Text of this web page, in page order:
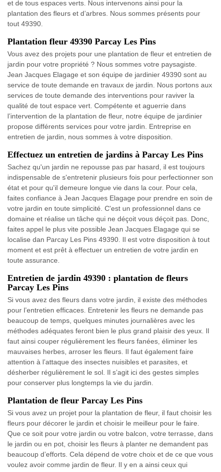
et de tous espaces verts. Nous intervenons ainsi pour la
plantation des fleurs et d’arbres. Nous sommes présents pour
tout 49390.
Plantation fleur 49390 Parcay Les Pins
Vous avez des projets pour une plantation de fleur et entretien de
jardin pour votre propriété ? Nous sommes votre paysagiste.
Jean Jacques Elagage et son équipe de jardinier 49390 sont au
service de toute demande en travaux de jardin. Nous portons aux
services de toute demande des interventions pour raviver la
qualité de tout espace vert. Compétente et aguerrie dans
l’intervention de la plantation de fleur, notre équipe de jardinier
propose différents services pour votre jardin. Entreprise en
entretien de jardin, nous sommes à votre disposition.
Effectuez un entretien de jardins à Parcay Les Pins
Sachez qu'un jardin ne repousse pas par hasard, il est toujours
indispensable de s'entretenir plusieurs fois pour perfectionner son
état et pour qu'il demeure longue vie dans la cour. Pour cela,
faites confiance à Jean Jacques Elagage pour prendre en soin de
votre jardin en toute simplicité. C'est un professionnel dans ce
domaine et réalise un tâche qui ne déçoit vous déçoit pas. Donc,
faites appel le plus vite possible Jean Jacques Elagage qui se
localise dan Parcay Les Pins 49390. Il est votre disposition à tout
moment et est prêt à effectuer un entretien de votre jardin en
toute assurance.
Entretien de jardin 49390 : plantation de fleurs
Parcay Les Pins
Si vous avez des fleurs dans votre jardin, il existe des méthodes
pour l’entretien efficaces. Entretenir les fleurs ne demande pas
beaucoup de temps, quelques minutes journalières avec les
méthodes adéquates feront bien le plus grand plaisir des yeux. Il
faut ainsi couper régulièrement les fleurs fanées, éliminer les
mauvaises herbes, arroser les fleurs. Il faut également faire
attention à l’attaque des insectes nuisibles et parasites, et
désherber régulièrement le sol. Il s’agit ici des gestes simples
pour conserver plus longtemps la vie du jardin.
Plantation de fleur Parcay Les Pins
Si vous avez un projet pour la plantation de fleur, il faut choisir les
fleurs pour décorer le jardin et choisir le meilleur pour le faire.
Que ce soit pour votre jardin ou votre balcon, votre terrasse, dans
le jardin ou en pot, choisir les fleurs à planter ne demandent pas
beaucoup d’efforts. Cela dépend de votre choix et de ce que vous
voulez avoir comme jardin de fleur. Il y en a ainsi ceux qui